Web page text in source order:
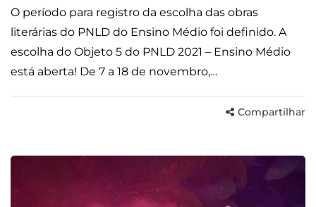
O período para registro da escolha das obras
literárias do PNLD do Ensino Médio foi definido. A
escolha do Objeto 5 do PNLD 2021 – Ensino Médio
está aberta! De 7 a 18 de novembro,…
Compartilhar